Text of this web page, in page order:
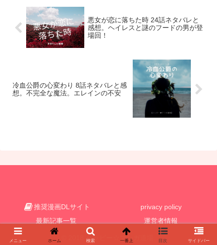
悪女が恋に落ちた時 24話ネタバレと
感想。ヘイレスと謎のフードの男が登
場回！
冷血公爵の心変わり 8話ネタバレと感
想。不完全な魔法。エレインの不安
推奨漫画DLサイト
privacy policy
最新記事一覧
運営者情報
© 2018 ハッピー☆マンガ道場.
メニュー ホーム 検索 一番上 目次 サイドバー